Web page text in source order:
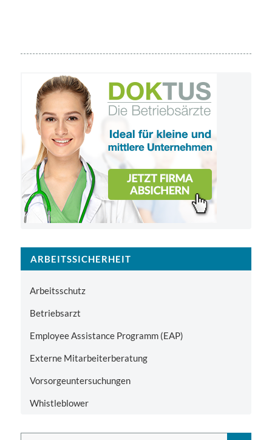
ARBEITSSICHERHEIT
Arbeitsschutz
Betriebsarzt
Employee Assistance Programm (EAP)
Externe Mitarbeiterberatung
Vorsorgeuntersuchungen
Whistleblower